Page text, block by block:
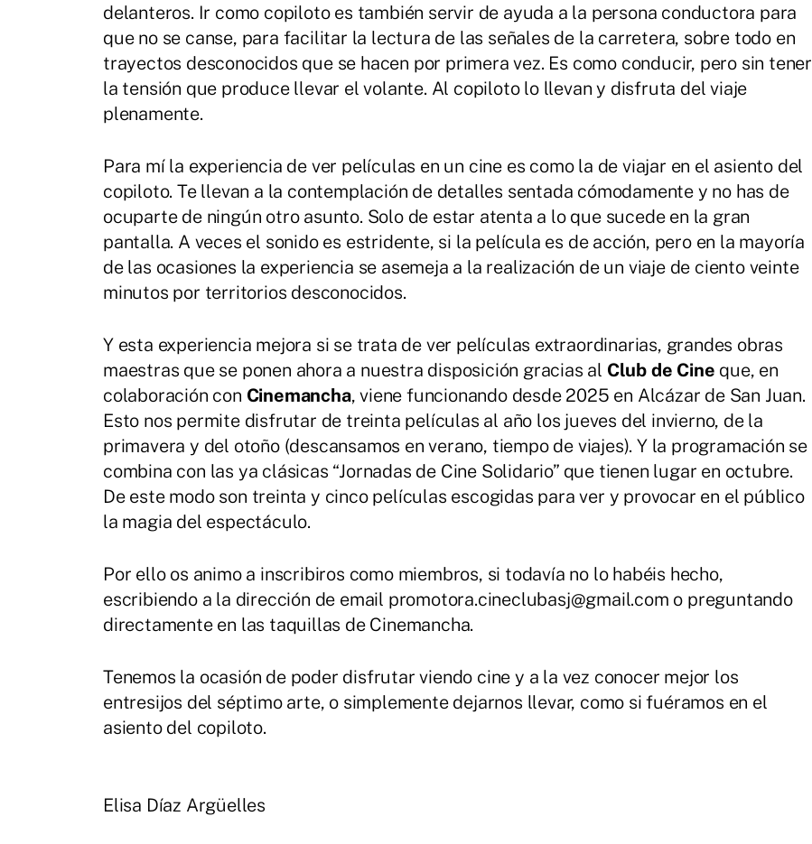
delanteros. Ir como copiloto es también servir de ayuda a la persona conductora para
que no se canse, para facilitar la lectura de las señales de la carretera, sobre todo en
trayectos desconocidos que se hacen por primera vez. Es como conducir, pero sin tener
la tensión que produce llevar el volante. Al copiloto lo llevan y disfruta del viaje
plenamente.
Para mí la experiencia de ver películas en un cine es como la de viajar en el asiento del
copiloto. Te llevan a la contemplación de detalles sentada cómodamente y no has de
ocuparte de ningún otro asunto. Solo de estar atenta a lo que sucede en la gran
pantalla. A veces el sonido es estridente, si la película es de acción, pero en la mayoría
de las ocasiones la experiencia se asemeja a la realización de un viaje de ciento veinte
minutos por territorios desconocidos.
Y esta experiencia mejora si se trata de ver películas extraordinarias, grandes obras
maestras que se ponen ahora a nuestra disposición gracias al Club de Cine que, en
colaboración con Cinemancha, viene funcionando desde 2025 en Alcázar de San Juan.
Esto nos permite disfrutar de treinta películas al año los jueves del invierno, de la
primavera y del otoño (descansamos en verano, tiempo de viajes). Y la programación se
combina con las ya clásicas “Jornadas de Cine Solidario” que tienen lugar en octubre.
De este modo son treinta y cinco películas escogidas para ver y provocar en el público
la magia del espectáculo.
Por ello os animo a inscribiros como miembros, si todavía no lo habéis hecho,
escribiendo a la dirección de email promotora.cineclubasj@gmail.com o preguntando
directamente en las taquillas de Cinemancha.
Tenemos la ocasión de poder disfrutar viendo cine y a la vez conocer mejor los
entresijos del séptimo arte, o simplemente dejarnos llevar, como si fuéramos en el
asiento del copiloto.
Elisa Díaz Argüelles